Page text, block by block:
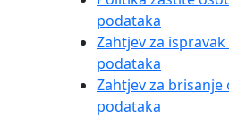
podataka
Zahtjev za
podataka
Zahtjev za brisanje
podataka